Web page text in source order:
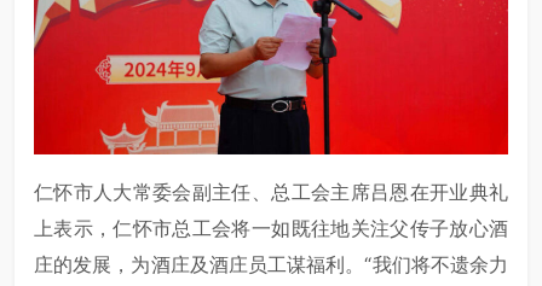
仁怀市人大常委会副主任、总工会主席吕恩在开业典礼
上表示，仁怀市总工会将一如既往地关注父传子放心酒
庄的发展，为酒庄及酒庄员工谋福利。“我们将不遗余力